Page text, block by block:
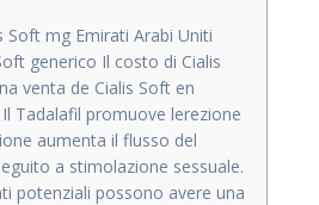
Soft mg Emirati Arabi Uniti
generico Il costo di Cialis
venta de Cialis Soft en
Tadalafil promuove lerezione
aumenta il flusso del
a stimolazione sessuale.
potenziali possono avere una